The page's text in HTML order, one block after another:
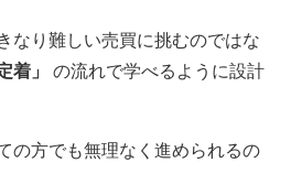
なり難しい売買に挑むのではな
着」
の流れで学べるように設計
の方でも無理なく進められるの